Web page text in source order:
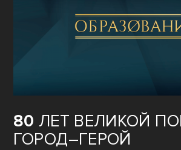
80 ЛЕТ ВЕЛИКОЙ
ГОРОД–ГЕРОЙ